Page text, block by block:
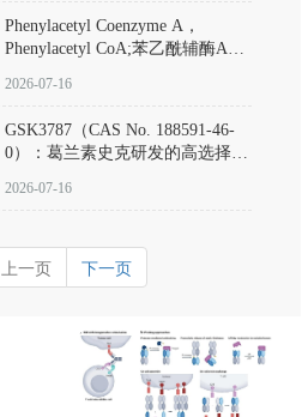
Phenylacetyl Coenzyme A，
Phenylacetyl CoA;苯乙酰辅酶A
2026-07-16
GSK3787（CAS No. 188591-46-
0）：葛兰素史克研发的高选择
抗剂，被广泛视为研究PPARδ核
靶点药理机制的金标准化学探
针。
2026-07-16
上一页 下一页